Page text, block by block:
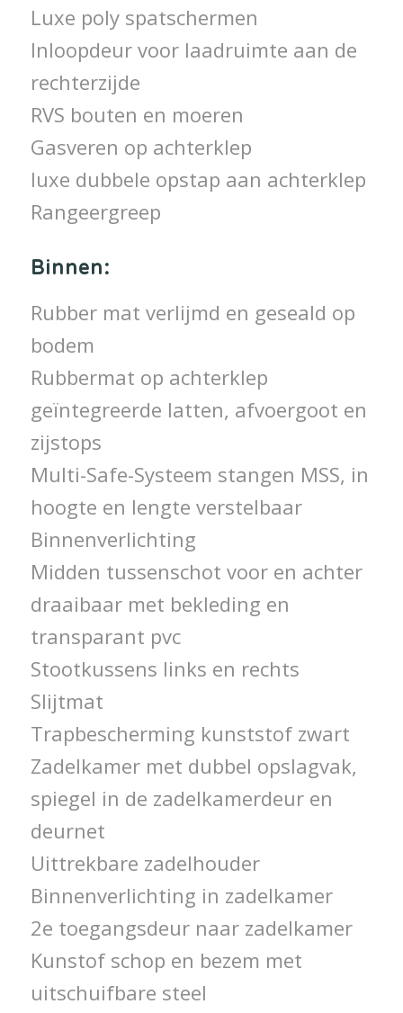
Luxe poly spatschermen
Inloopdeur voor laadruimte aan de
rechterzijde
RVS bouten en moeren
Gasveren op achterklep
luxe dubbele opstap aan achterklep
Rangeergreep
Binnen:
Rubber mat verlijmd en geseald op
bodem
Rubbermat op achterklep
geïntegreerde latten, afvoergoot en
zijstops
Multi-Safe-Systeem stangen MSS, in
hoogte en lengte verstelbaar
Binnenverlichting
Midden tussenschot voor en achter
draaibaar met bekleding en
transparant pvc
Stootkussens links en rechts
Slijtmat
Trapbescherming kunststof zwart
Zadelkamer met dubbel opslagvak,
spiegel in de zadelkamerdeur en
deurnet
Uittrekbare zadelhouder
Binnenverlichting in zadelkamer
2e toegangsdeur naar zadelkamer
Kunstof schop en bezem met
uitschuifbare steel